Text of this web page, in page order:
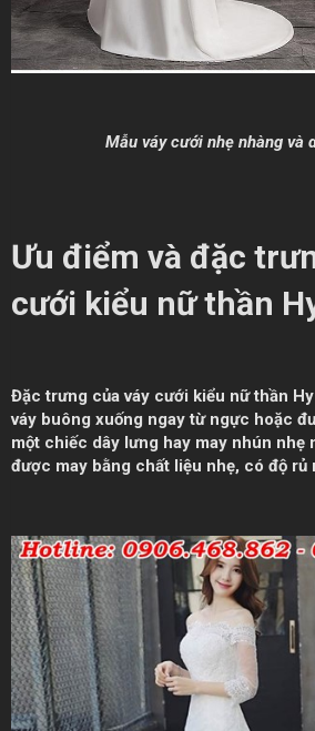
Mẫu váy cưới nhẹ nhàng và
Ưu điểm và đặc
cưới kiểu nữ thần
Đặc trưng của váy cưới kiểu nữ thần
váy buông xuống ngay từ ngực hoặc
một chiếc dây lưng hay may nhún nhẹ
được may bằng chất liệu nhẹ, có độ rủ